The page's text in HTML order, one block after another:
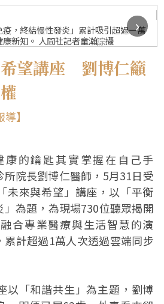
，終結慢性發炎」累計吸引超過一萬
新知。 人間社記者童瀚誴攝
›
望講座 劉博仁籲
】
康的鑰匙其實掌握在自己手
院長劉博仁醫師，5月31日受
未來與希望」講座，以「平衡
為題，為現場730位聽眾揭開
合專業醫療與生活智慧的演
計超過1萬人次透過雲端同步
以「和諧共生」為主題，劉博